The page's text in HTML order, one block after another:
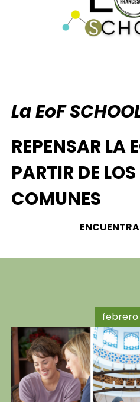
La EoF
REPENSAR LA
PARTIR DE
COMUNES
febrero